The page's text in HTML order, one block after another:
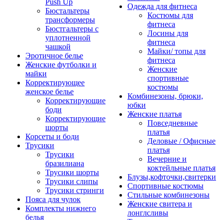
Push Up
Бюстальтеры
трансформеры
Бюстгальтеры с
уплотненной
чашкой
Эротичное белье
Женские футболки и
майки
Корректирующее
женское белье
Корректирующие
боди
Корректирующие
шорты
Корсеты и боди
Трусики
Трусики
бразилиана
Трусики шорты
Трусики слипы
Трусики стринги
Пояса для чулок
Комплекты нижнего
белья
Одежда для фитнеса
Костюмы для
фитнеса
Лосины для
фитнеса
Майки/ топы для
фитнеса
Женские
спортивные
костюмы
Комбинезоны, брюки,
юбки
Женские платья
Повседневные
платья
Деловые / Офисные
платья
Вечерние и
коктейльные платья
Блузы,кофточки,свитерки
Спортивные костюмы
Стильные комбинезоны
Женские свитера и
лонглсливы